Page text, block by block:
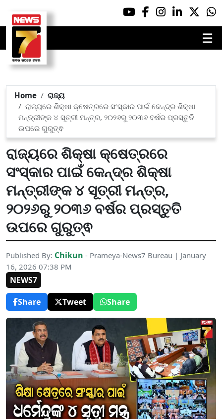
☰
Home
ରାଜ୍ୟ
ରାଜ୍ୟରେ ଶିକ୍ଷା କ୍ଷେତ୍ରରେ ସଂସ୍କାର ପାଇଁ କେନ୍ଦ୍ର ଶିକ୍ଷା
ମନ୍ତ୍ରୀଙ୍କ ୪ ସୂତ୍ରୀ ମନ୍ତ୍ର, ୨୦୨୬ରୁ ୨୦୩୬ ବର୍ଷର ପ୍ରସ୍ତୁତି
ଉପରେ ଗୁରୁତ୍ଵ
ରାଜ୍ୟରେ ଶିକ୍ଷା କ୍ଷେତ୍ରରେ
ସଂସ୍କାର ପାଇଁ କେନ୍ଦ୍ର ଶିକ୍ଷା
ମନ୍ତ୍ରୀଙ୍କ ୪ ସୂତ୍ରୀ ମନ୍ତ୍ର,
୨୦୨୬ରୁ ୨୦୩୬ ବର୍ଷର ପ୍ରସ୍ତୁତି
ଉପରେ ଗୁରୁତ୍ଵ
Published By: Chikun - Prameya-News7 Bureau | January
16, 2026 07:38 PM
NEWS7
Share
Tweet Share